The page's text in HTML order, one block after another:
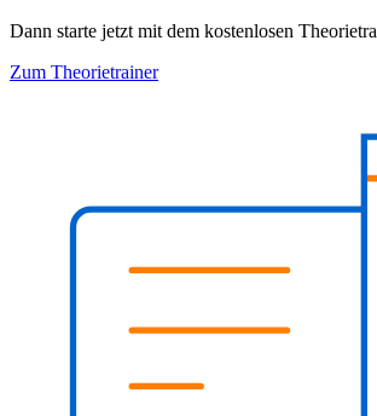
Dann starte jetzt mit dem kostenlosen
Zum Theorietrainer